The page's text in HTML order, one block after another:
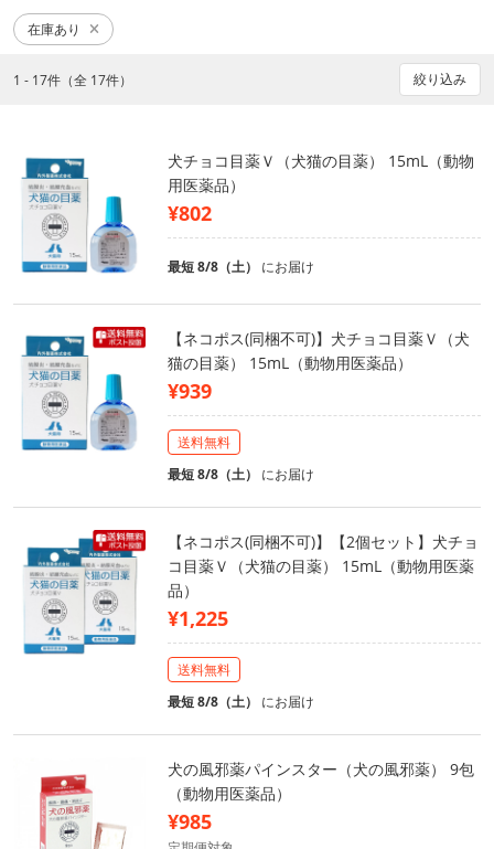
在庫あり
1 - 17件（全 17件） 絞り込み
犬チョコ目薬Ｖ（犬猫の目薬） 15mL（動物
用医薬品）
¥802
最短 8/8（土） にお届け
【ネコポス(同梱不可)】犬チョコ目薬Ｖ（犬
猫の目薬） 15mL（動物用医薬品）
¥939
送料無料
最短 8/8（土） にお届け
【ネコポス(同梱不可)】【2個セット】犬チョ
コ目薬Ｖ（犬猫の目薬） 15mL（動物用医薬
品）
¥1,225
送料無料
最短 8/8（土） にお届け
犬の風邪薬パインスター（犬の風邪薬） 9包
（動物用医薬品）
¥985